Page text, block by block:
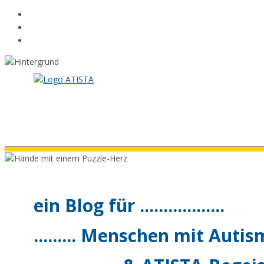
Zum
Inhalt
springen
ein Blog für ..................
......... Menschen mit